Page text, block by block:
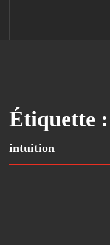
Étiquette :
intuition